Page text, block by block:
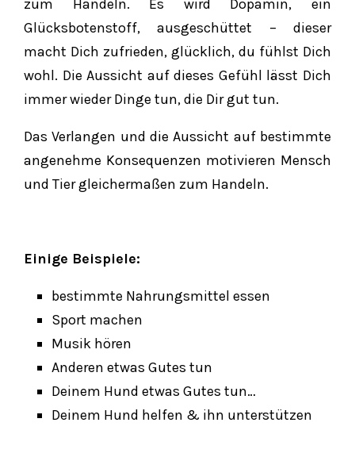
zum Handeln. Es wird Dopamin, ein
Glücksbotenstoff, ausgeschüttet – dieser
macht Dich zufrieden, glücklich, du fühlst Dich
wohl. Die Aussicht auf dieses Gefühl lässt Dich
immer wieder Dinge tun, die Dir gut tun.
Das Verlangen und die Aussicht auf bestimmte
angenehme Konsequenzen motivieren Mensch
und Tier gleichermaßen zum Handeln.
Einige Beispiele:
bestimmte Nahrungsmittel essen
Sport machen
Musik hören
Anderen etwas Gutes tun
Deinem Hund etwas Gutes tun…
Deinem Hund helfen & ihn unterstützen